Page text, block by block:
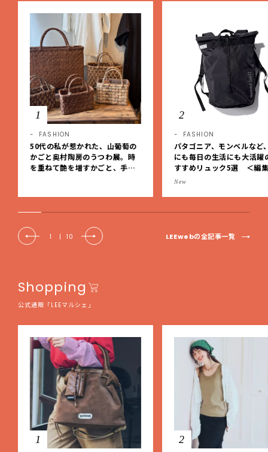
1
FASHION
50代の私が惹かれた、山葡萄の
かごと奥村陶房のうつわ展。時
を重ねて艶を増すかごと、手仕
2
FASHION
パタゴニア、モンベルなど
にも毎日の生活にも大活躍
すすめリュック5選 ＜編
レクト＞【LEEマルシェ】
New
1 | 10 LEEwebの全記事一覧
Shopping
公式通販「LEEマルシェ」
1 2